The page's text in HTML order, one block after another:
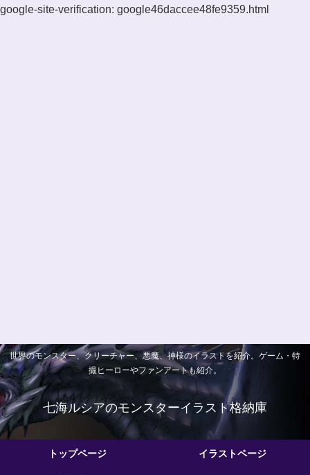
google-site-verification: google46daccee48fe9359.html
世界のモンスター、クリーチャー、悪魔、神様のイラストを紹介。ゲーム・特
撮ヒーローやファンアートも紹介。
七海ルシアのモンスターイラスト格納庫
トップページ イラストページ